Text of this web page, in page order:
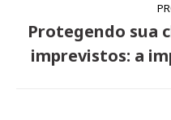
Protegendo sua
imprevistos: a